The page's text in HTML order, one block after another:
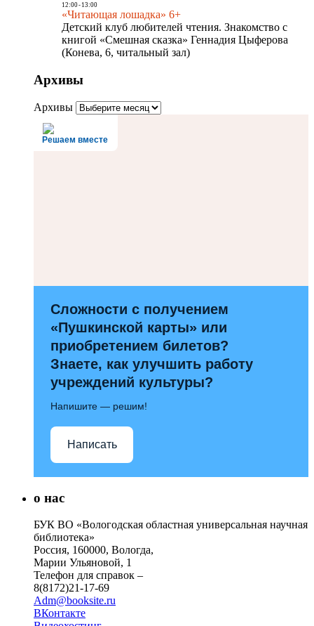
12:00- 13:00
«Читающая лошадка» 6+
Детский клуб любителей чтения. Знакомство с
книгой «Смешная сказка» Геннадия Цыферова
(Конева, 6, читальный зал)
Архивы
Архивы
Решаем вместе
Сложности с получением
«Пушкинской карты» или
приобретением билетов?
Знаете, как улучшить работу
учреждений культуры?
Напишите — решим!
Написать
о нас
БУК ВО «Вологодская областная универсальная научная
библиотека»
Россия, 160000, Вологда,
Марии Ульяновой, 1
Телефон для справок –
8(8172)21-17-69
Adm@booksite.ru
ВКонтакте